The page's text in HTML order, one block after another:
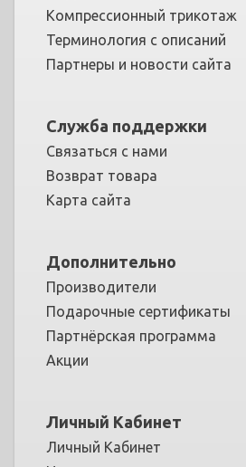
Компрессионный трикотаж
Терминология с описаний
Партнеры и новости сайта
Служба поддержки
Связаться с нами
Возврат товара
Карта сайта
Дополнительно
Производители
Подарочные сертификаты
Партнёрская программа
Акции
Личный Кабинет
Личный Кабинет